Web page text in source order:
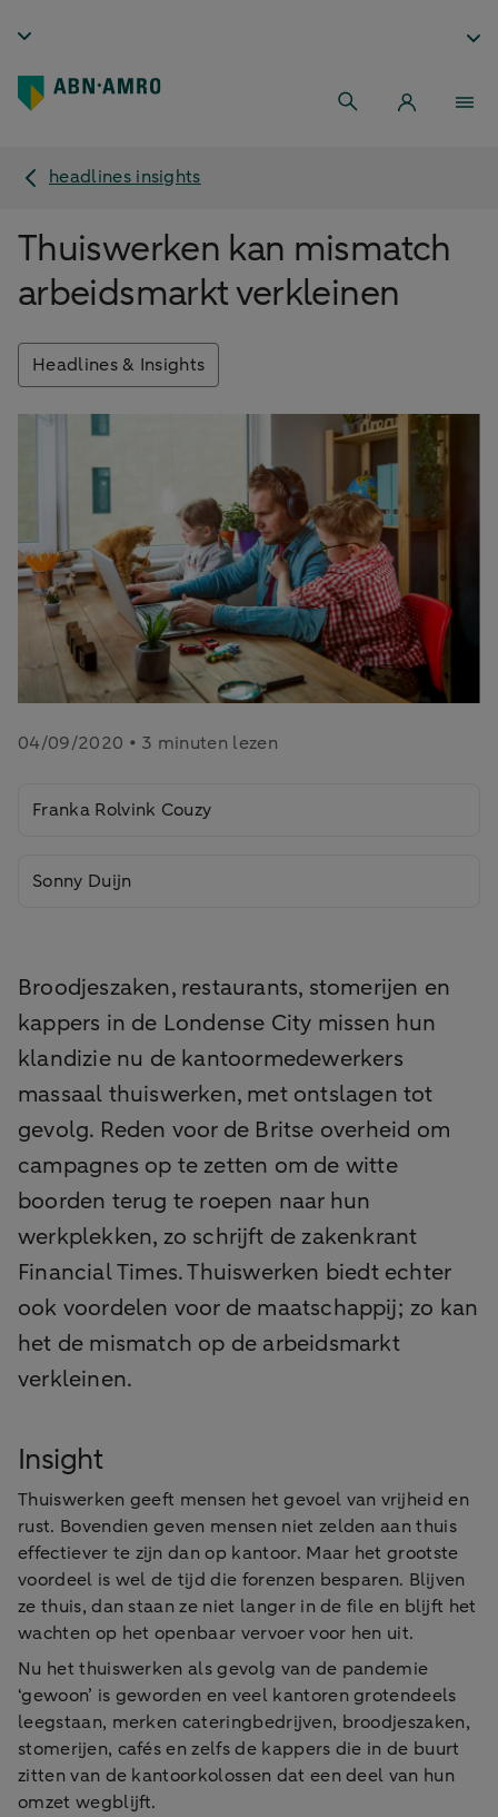
headlines insights
Thuiswerken kan mismatch
arbeidsmarkt verkleinen
Headlines & Insights
04/09/2020 • 3 minuten lezen
Franka Rolvink Couzy
Sonny Duijn
Broodjeszaken, restaurants, stomerijen en
kappers in de Londense City missen hun
klandizie nu de kantoormedewerkers
massaal thuiswerken, met ontslagen tot
gevolg. Reden voor de Britse overheid om
campagnes op te zetten om de witte
boorden terug te roepen naar hun
werkplekken, zo schrijft de zakenkrant
Financial Times. Thuiswerken biedt echter
ook voordelen voor de maatschappij; zo kan
het de mismatch op de arbeidsmarkt
verkleinen.
Insight
Thuiswerken geeft mensen het gevoel van vrijheid en
rust. Bovendien geven mensen niet zelden aan thuis
effectiever te zijn dan op kantoor. Maar het grootste
voordeel is wel de tijd die forenzen besparen. Blijven
ze thuis, dan staan ze niet langer in de file en blijft het
wachten op het openbaar vervoer voor hen uit.
Nu het thuiswerken als gevolg van de pandemie
‘gewoon’ is geworden en veel kantoren grotendeels
leegstaan, merken cateringbedrijven, broodjeszaken,
stomerijen, cafés en zelfs de kappers die in de buurt
zitten van de kantoorkolossen dat een deel van hun
omzet wegblijft.